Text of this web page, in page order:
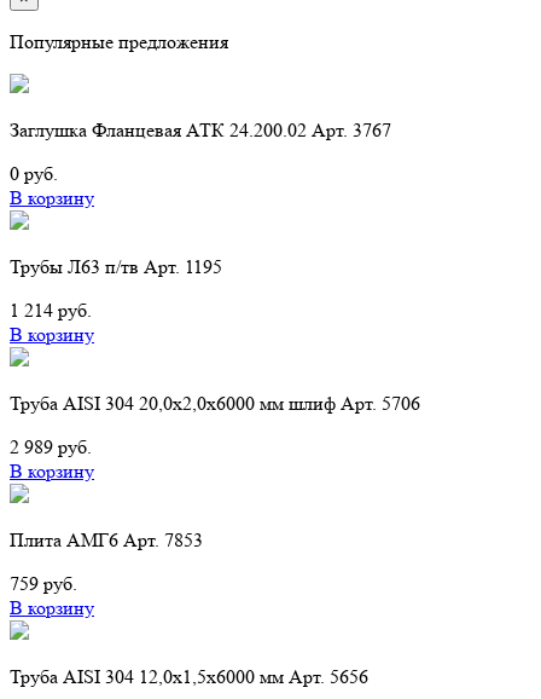
Популярные предложения
Заглушка Фланцевая АТК 24.200.02 Арт. 3767
0 руб.
В корзину
Трубы Л63 п/тв Арт. 1195
1 214 руб.
В корзину
Труба AISI 304 20,0х2,0х6000 мм шлиф Арт. 5706
2 989 руб.
В корзину
Плита АМГ6 Арт. 7853
759 руб.
В корзину
Труба AISI 304 12,0х1,5х6000 мм Арт. 5656